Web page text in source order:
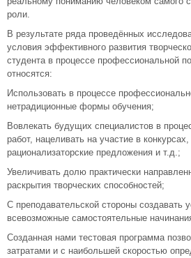
роли.
В результате ряда проведённых
условия эффективного развития
студента в процессе профессиональной
относятся:
Использовать в процессе
нетрадиционные формы обучения;
Вовлекать будущих специалистов в
работ, нацеливать на участие в
рационализаторские предложения и т.д.;
Увеличивать долю практически
раскрытия творческих способностей;
С преподавательской стороны создавать
всевозможные самостоятельные
Созданная нами тестовая программа
затратами и с наибольшей скоростью